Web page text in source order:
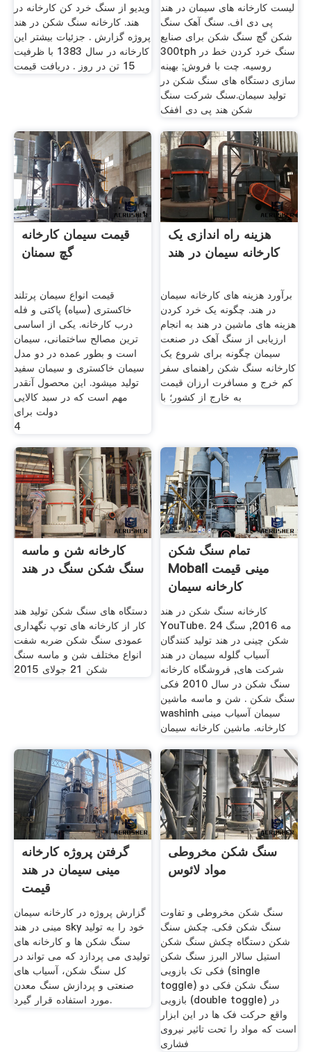
ویدیو از سنگ خرد کن کارخانه در
هند. کارخانه سنگ شکن در هند
پروژه گزارش . جزئیات بیشتر این
کارخانه در سال 1383 با ظرفیت
15 تن در روز . دریافت قیمت
لیست کارخانه های سیمان در هند
پی دی اف. سنگ آهک سنگ
شکن گچ سنگ شکن برای صنایع
300tph سنگ خرد کردن خط در
روسیه. چت با فروش; بهینه
سازی دستگاه های سنگ شکن در
تولید سیمان.سنگ شرکت سنگ
شکن هند پی دی اففک
قیمت سیمان کارخانه
گچ سمنان
قیمت انواع سیمان پرتلند
خاکستری (سیاه) پاکتی و فله
درب کارخانه. یکی از اساسی
ترین مصالح ساختمانی، سیمان
است و بطور عمده در دو مدل
سیمان خاکستری و سیمان سفید
تولید میشود. این محصول آنقدر
مهم است که در سبد کالایی
دولت برای
4
هزینه راه اندازی یک
کارخانه سیمان در هند
برآورد هزینه های کارخانه سیمان
در هند. چگونه یک خرد کردن
هزینه های ماشین در هند به انجام
ارزیابی از سنگ آهک در صنعت
سیمان چگونه برای شروع یک
کارخانه سنگ شکن راهنمای سفر
کم خرج و مسافرت ارزان قیمت
به خارج از کشور؛ با
کارخانه شن و ماسه
سنگ شکن سنگ در هند
دستگاه های سنگ شکن تولید هند
کار از کارخانه های توپ نگهداری
عمودی سنگ شکن ضربه شفت
انواع مختلف شن و ماسه سنگ
شکن 21 جولای 2015
تمام سنگ شکن
Mobail مینی قیمت
کارخانه سیمان
کارخانه سنگ شکن در هند
YouTube. 24 مه 2016, سنگ
شکن چینی در هند تولید کنندگان
آسیاب گلوله سیمان در هند
شرکت های, فروشگاه کارخانه
سنگ شکن در سال 2010 فکی
سنگ شکن . شن و ماسه ماشین
washinh سیمان آسیاب مینی
کارخانه. ماشین کارخانه سیمان
گرفتن پروژه کارخانه
مینی سیمان در هند
قیمت
گزارش پروژه در کارخانه سیمان
مینی در هند sky خود را به تولید
سنگ شکن ها و کارخانه های
تولیدی می پردازد که می تواند در
کل سنگ شکن، آسیاب های
صنعتی و پردازش سنگ معدن
مورد استفاده قرار گیرد.
سنگ شکن مخروطی
مواد لائوس
سنگ شکن مخروطی و تفاوت
سنگ شکن فکی. چکش سنگ
شکن دستگاه چکش سنگ شکن
استیل سالار البرز سنگ شکن
فکی تک بازویی (single
toggle) سنگ شکن فکی دو
بازویی (double toggle) در
واقع حرکت فک ها در این ابزار
است که مواد را تحت تاثیر نیروی
فشاری